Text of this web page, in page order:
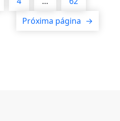
Próxima página →